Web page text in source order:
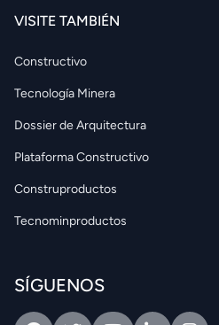
VISITE TAMBIÉN
Constructivo
Tecnología Minera
Dossier de Arquitectura
Plataforma Constructivo
Construproductos
Tecnominproductos
SÍGUENOS
FacebookTwitterYoutubeLinkedinIntagram